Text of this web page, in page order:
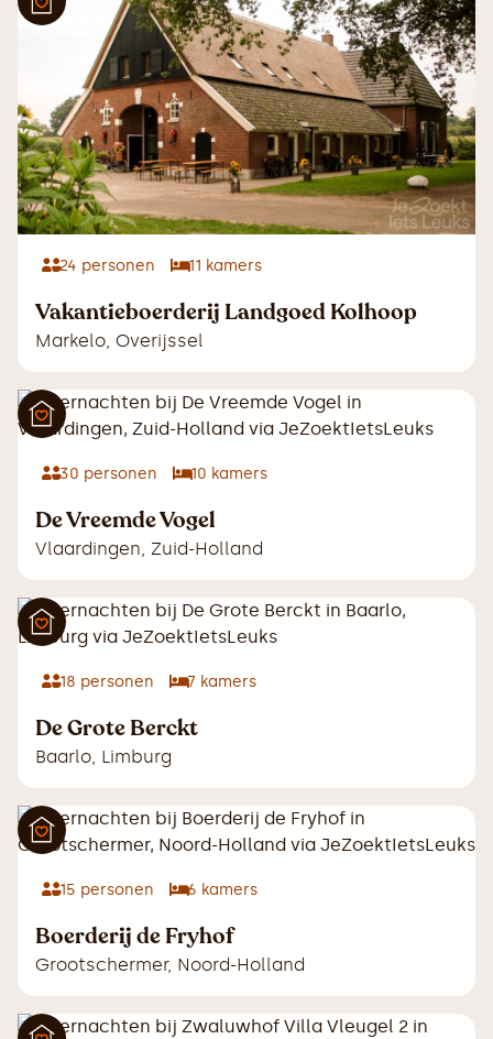
24 personen 11 kamers
Vakantieboerderij Landgoed Kolhoop
Markelo Overijssel
30 personen 10 kamers
De Vreemde Vogel
Vlaardingen Zuid-Holland
18 personen 7 kamers
De Grote Berckt
Baarlo Limburg
15 personen 6 kamers
Boerderij de Fryhof
Grootschermer, Noord-Holland